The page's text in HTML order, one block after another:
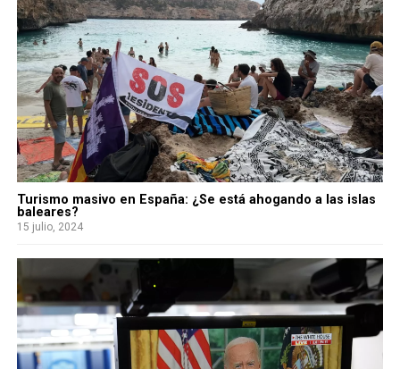
Turismo masivo en España: ¿Se está ahogando a las islas
baleares?
15 julio, 2024